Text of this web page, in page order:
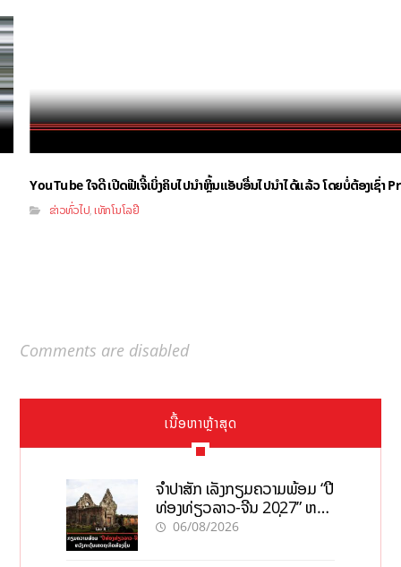
YouTube ໃຈດີ ເປີດຟີເຈີ້ເບິ່ງຄິບໄປນຳຫຼິ້ນແອັບອື່ນໄປນຳໄດ້ແລ້ວ ໂດຍບໍ່ຕ້ອງເຊົ່າ
ຂ່າວທົ່ວໄປ,ເທັກໂນໂລຢີ
Comments are disabled
ເນື້ອຫາຫຼ້າສຸດ
ຈຳປາສັກ ເລັ່ງກຽມຄວາມພ້ອມ “ປີ
ທ່ອງທ່ຽວລາວ-ຈີນ 2027” ຫວັງ
ກະຕຸ້ນເສດຖະກິດທ້ອງຖິ່ນ
06/08/2026